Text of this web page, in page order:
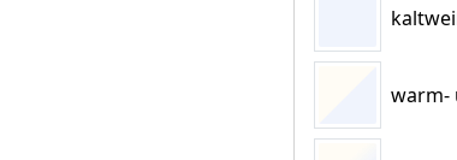
warm-